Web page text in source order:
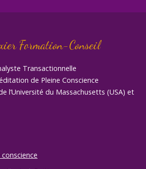
Formation-Conseil
Transactionnelle
de Pleine Conscience
l’Université du Massachusetts (USA) et